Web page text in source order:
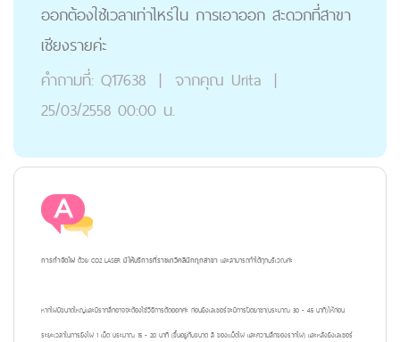
ออกต้องใช้เวลาเท่าไหร่ใน การเอาออก สะดวกที่สาขา
เชียงรายค่ะ
คำถามที่: Q17638 | จากคุณ Urita |
25/03/2558 00:00 น.
การกำจัดไฝ ด้วย CO2 LASER มีให้บริการที่ราชเทวีคลินิกทุกสาขา และสามารถทำได้ทุกบริเวณค่ะ
หากไฝมีขนาดใหญ่และมีรากลึกอาจจะต้องใช้วิธีการตัดออกค่ะ ก่อนยิงเลเซอร์จะมีการปิดยาชา(ประมาณ 30 - 45 นาที)ให้ก่อน
ระยะเวลาในการยิงไฝ 1 เม็ด ประมาณ 15 - 20 นาที (ขึ้นอยู่กับขนาด สี ของเเม็ดไฝ และความลึกของรากไฝ) และหลังยิงเลเซอร์